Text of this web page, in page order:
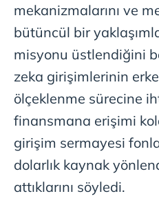
mekanizmalarını ve
bütüncül bir
misyonu üstlendiğini
zeka girişimlerinin
ölçeklenme sürecine
finansmana erişimi
girişim sermayesi
dolarlık kaynak
attıklarını söyledi.